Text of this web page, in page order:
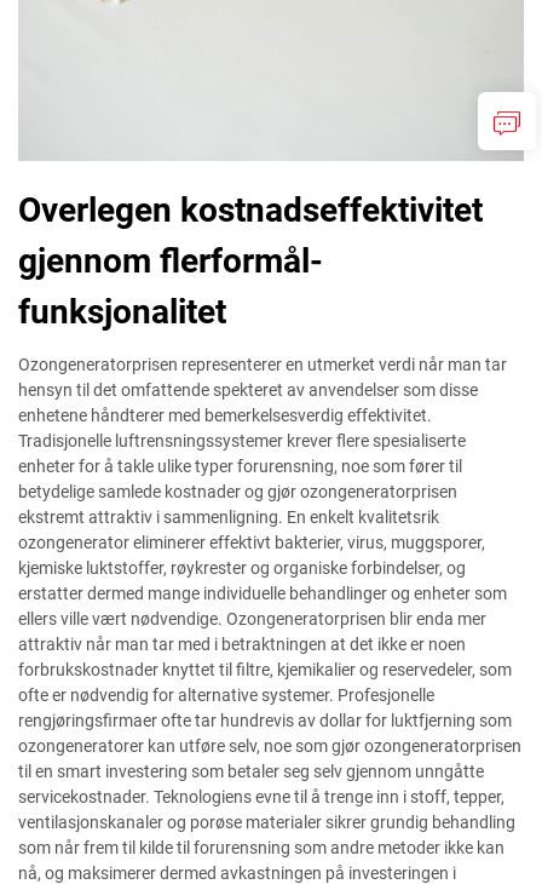
Overlegen kostnadseffektivitet
gjennom flerformål-
funksjonalitet
Ozongeneratorprisen representerer en utmerket verdi når man tar
hensyn til det omfattende spekteret av anvendelser som disse
enhetene håndterer med bemerkelsesverdig effektivitet.
Tradisjonelle luftrensningssystemer krever flere spesialiserte
enheter for å takle ulike typer forurensning, noe som fører til
betydelige samlede kostnader og gjør ozongeneratorprisen
ekstremt attraktiv i sammenligning. En enkelt kvalitetsrik
ozongenerator eliminerer effektivt bakterier, virus, muggsporer,
kjemiske luktstoffer, røykrester og organiske forbindelser, og
erstatter dermed mange individuelle behandlinger og enheter som
ellers ville vært nødvendige. Ozongeneratorprisen blir enda mer
attraktiv når man tar med i betraktningen at det ikke er noen
forbrukskostnader knyttet til filtre, kjemikalier og reservedeler, som
ofte er nødvendig for alternative systemer. Profesjonelle
rengjøringsfirmaer ofte tar hundrevis av dollar for luktfjerning som
ozongeneratorer kan utføre selv, noe som gjør ozongeneratorprisen
til en smart investering som betaler seg selv gjennom unngåtte
servicekostnader. Teknologiens evne til å trenge inn i stoff, tepper,
ventilasjonskanaler og porøse materialer sikrer grundig behandling
som når frem til kilde til forurensning som andre metoder ikke kan
nå, og maksimerer dermed avkastningen på investeringen i